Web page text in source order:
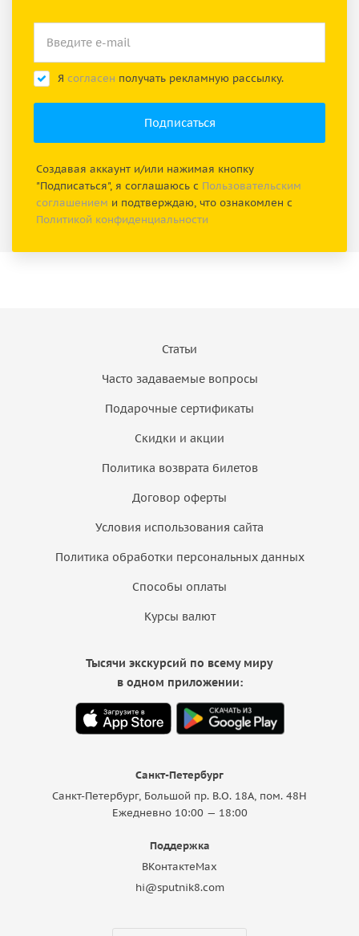
Я согласен получать рекламную рассылку.
Создавая аккаунт и/или нажимая кнопку
"Подписаться", я соглашаюсь с Пользовательским
соглашением и подтверждаю, что ознакомлен с
Политикой конфиденциальности
Статьи
Часто задаваемые вопросы
Подарочные сертификаты
Скидки и акции
Политика возврата билетов
Договор оферты
Условия использования сайта
Политика обработки персональных данных
Способы оплаты
Курсы валют
Санкт-Петербург
Санкт-Петербург, Большой пр. В.О. 18A, пом. 48Н
Ежедневно 10:00 — 18:00
Поддержка
ВКонтактеMax
hi@sputnik8.com
Тысячи экскурсий по всему миру
в одном приложении: